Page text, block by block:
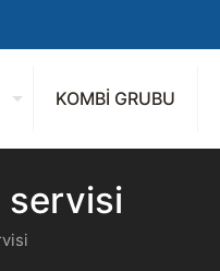
KOMBİ GRUBU
servisi